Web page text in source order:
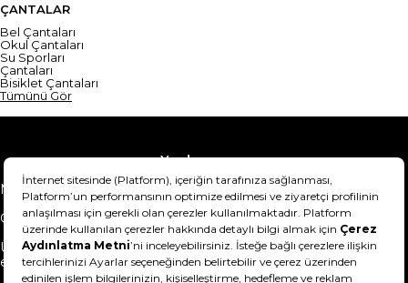
ÇANTALAR
Bel Çantaları
Okul Çantaları
Su Sporları
Çantaları
Bisiklet Çantaları
Tümünü Gör
Yardım
Mesafeli Satış Sözleşmesi
Teslimat Bilgisi
Gizlilik Sözleşmesi
Şartlar & Koşullar
Ürünümü nasıl iade
edebilirim?
Hakkımızda